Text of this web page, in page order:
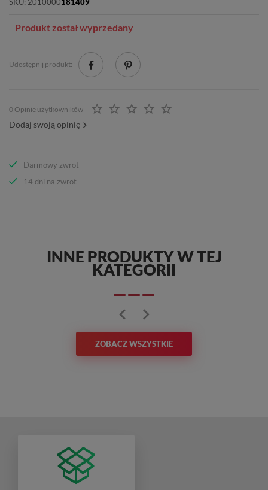
Produkt został wyprzedany
Udostępnij produkt:
0 Opinie użytkowników
Dodaj swoją opinię
Darmowy zwrot
14 dni na zwrot
INNE PRODUKTY W TEJ
KATEGORII
ZOBACZ WSZYSTKIE